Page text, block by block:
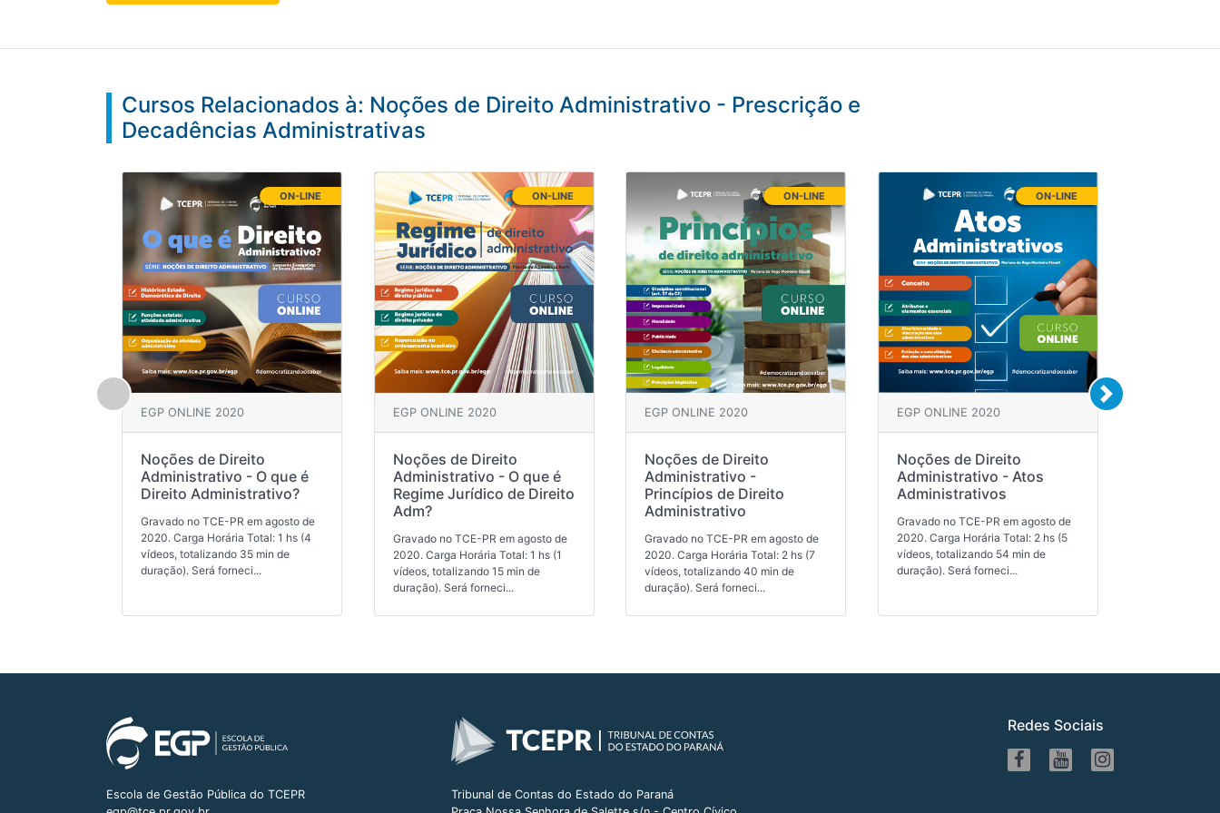
Cursos Relacionados à: Noções de Direito Administrativo - Prescrição e
Decadências Administrativas
ON-LINE
EGP ONLINE 2020
Noções de Direito
Administrativo - O que é
Direito Administrativo?
Gravado no TCE-PR em agosto de
2020. Carga Horária Total: 1 hs (4
vídeos, totalizando 35 min de
duração). Será forneci...
ON-LINE
EGP ONLINE 2020
Noções de Direito
Administrativo - O que é
Regime Jurídico de Direito
Adm?
Gravado no TCE-PR em agosto de
2020. Carga Horária Total: 1 hs (1
vídeos, totalizando 15 min de
duração). Será forneci...
ON-LINE
EGP ONLINE 2020
Noções de Direito
Administrativo -
Princípios de Direito
Administrativo
Gravado no TCE-PR em agosto de
2020. Carga Horária Total: 2 hs (7
vídeos, totalizando 40 min de
duração). Será forneci...
ON-LINE
EGP ONLINE 2020
Noções de Direito
Administrativo - Atos
Administrativos
Gravado no TCE-PR em agosto de
2020. Carga Horária Total: 2 hs (5
vídeos, totalizando 54 min de
duração). Será forneci...
Escola de Gestão Pública do TCEPR
Tribunal de Contas do Estado do Paraná
Redes Sociais